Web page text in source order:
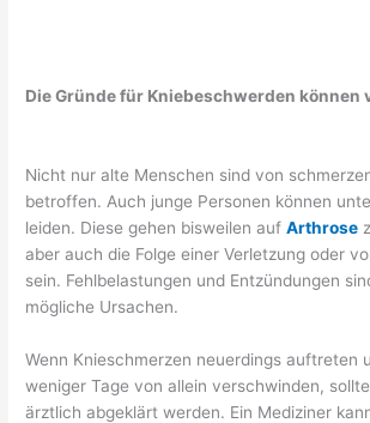
Die Gründe für Kniebeschwerden können
Nicht nur alte Menschen sind von
betroffen. Auch junge Personen können
leiden. Diese gehen bisweilen aufArthrose
aber auch die Folge einer Verletzung oder
sein. Fehlbelastungen und Entzündungen
mögliche Ursachen.
Wenn Knieschmerzen neuerdings auftreten
weniger Tage von allein verschwinden,
ärztlich abgeklärt werden. Ein Mediziner